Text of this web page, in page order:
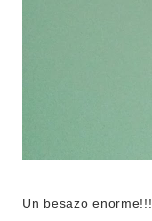
Un besazo enorme!!!